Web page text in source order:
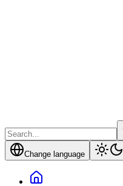
Change language